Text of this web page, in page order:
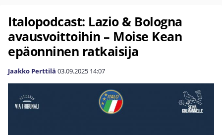
Italopodcast: Lazio & Bologna
avausvoittoihin – Moise Kean
epäonninen ratkaisija
Jaakko Perttilä 03.09.2025 14:07